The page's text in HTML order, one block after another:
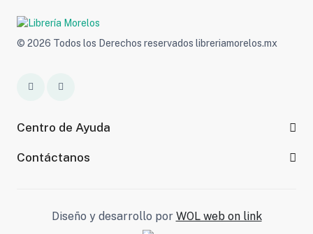
© 2026 Todos los Derechos reservados libreriamorelos.mx
Centro de Ayuda
Contáctanos
Diseño y desarrollo por WOL web on link